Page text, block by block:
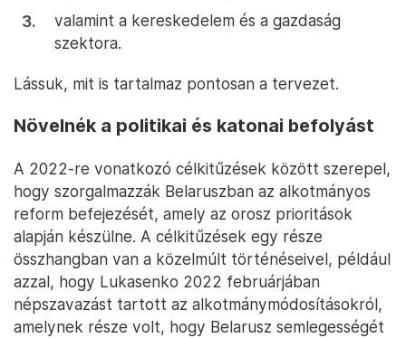
valamint a kereskedelem és a gazdaság
szektora.
Lássuk, mit is tartalmaz pontosan a tervezet.
Növelnék a politikai és katonai befolyást
A 2022-re vonatkozó célkitűzések között szerepel,
hogy szorgalmazzák Belaruszban az alkotmányos
reform befejezését, amely az orosz prioritások
alapján készülne. A célkitűzések egy része
összhangban van a közelmúlt történéseivel, például
azzal, hogy Lukasenko 2022 februárjában
népszavazást tartott az alkotmánymódosításokról,
amelynek része volt, hogy Belarusz semlegességét